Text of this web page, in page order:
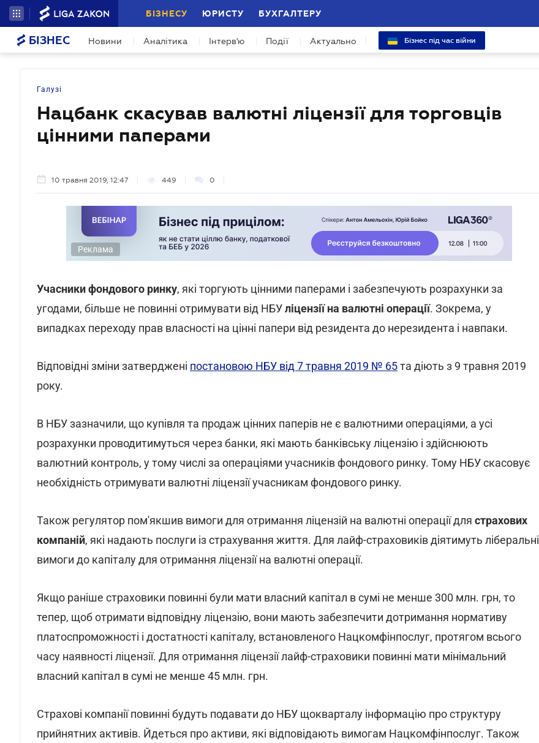
БІЗНЕСУ ЮРИСТУ БУХГАЛТЕРУ
БІЗНЕС Новини Аналітика Інтерв'ю Події Актуально Бізнес під час війни
Галузі
Нацбанк скасував валютні ліцензії для торговців
цінними паперами
10 травня 2019, 12:47 449 0
Реклама
Учасники фондового ринку, які торгують цінними паперами і забезпечують розрахунки за
угодами, більше не повинні отримувати від НБУліцензії на валютні операції. Зокрема, у
випадках переходу прав власності на цінні папери від резидента до нерезидента і навпаки.
Відповідні зміни затверджені постановою НБУ від 7 травня 2019 № 65та діють з 9 травня 2019
року.
В НБУ зазначили, що купівля та продаж цінних паперів не є валютними операціями, а усі
розрахунки проводитимуться через банки, які мають банківську ліцензію і здійснюють
валютний контроль, у тому числі за операціями учасників фондового ринку. Тому НБУ скасовує
необхідність отримувати валютні ліцензії учасникам фондового ринку.
Також регулятор пом'якшив вимоги для отримання ліцензій на валютні операції для страхових
компаній, які надають послуги із страхування життя. Для лайф-страховиків діятимуть ліберальні
вимоги до капіталу для отримання ліцензії на валютні операції.
Якщо раніше страховики повинні були мати власний капітал в сумі не менше 300 млн. грн, то
тепер, щоб отримати відповідну ліцензію, вони мають забезпечити дотримання нормативу
платоспроможності і достатності капіталу, встановленого Нацкомфінпослуг, протягом всього
часу наявності ліцензії. Для отримання ліцензії лайф-страховики повинні мати мінімальний
власний капітал в сумі не менше 45 млн. грн.
Страхові компанії повинні будуть подавати до НБУ щокварталу інформацію про структуру
прийнятних активів. Йдеться про активи, які відповідають вимогам Нацкомфінпослуг. Також